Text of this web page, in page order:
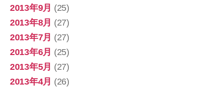
2013年9月 (25)
2013年8月 (27)
2013年7月 (27)
2013年6月 (25)
2013年5月 (27)
2013年4月 (26)